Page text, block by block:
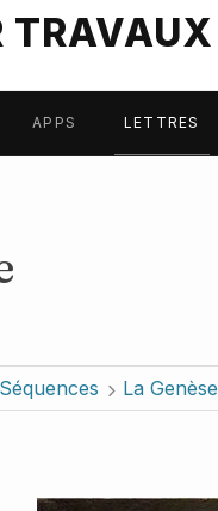
TRAVAUX
APPS LETTRES
Séquences La Genèse